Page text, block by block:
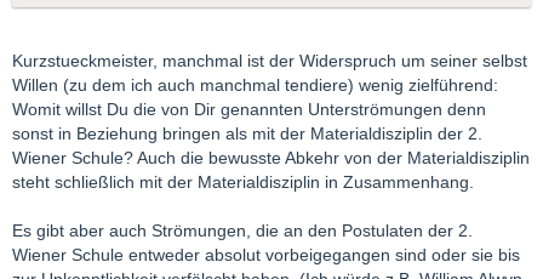
Kurzstueckmeister, manchmal ist der Widerspruch um seiner selbst
Willen (zu dem ich auch manchmal tendiere) wenig zielführend:
Womit willst Du die von Dir genannten Unterströmungen denn
sonst in Beziehung bringen als mit der Materialdisziplin der 2.
Wiener Schule? Auch die bewusste Abkehr von der Materialdisziplin
steht schließlich mit der Materialdisziplin in Zusammenhang.
Es gibt aber auch Strömungen, die an den Postulaten der 2.
Wiener Schule entweder absolut vorbeigegangen sind oder sie bis